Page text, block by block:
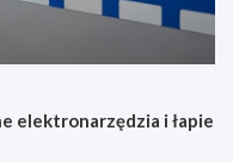
elektronarzędzia i łapie